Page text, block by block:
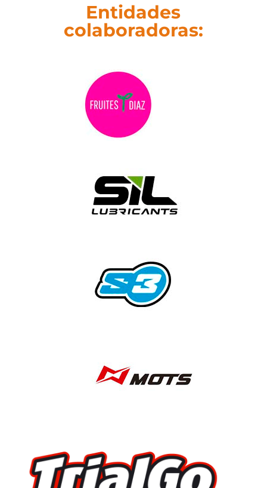
Entidades
colaboradoras: